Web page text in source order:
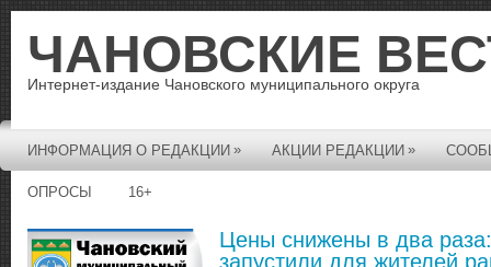
ЧАНОВСКИЕ
Интернет-издание Чановского муниципального округа
ИНФОРМАЦИЯ О РЕДАКЦИИ » АКЦИИ РЕДАКЦИИ »
ОПРОСЫ 16+
Цены снижены в два
запустили для жителей